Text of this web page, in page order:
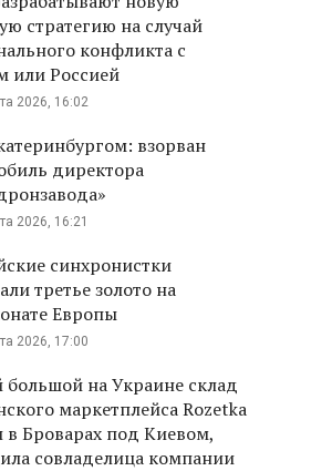
стратегию на случай
конфликта с
или Россией
2026, 16:02
взорван
директора
2026, 16:21
синхронистки
третье золото на
Европы
2026, 17:00
на Украине склад
маркетплейса Rozetka
в Броварах под Киевом,
совладелица компании